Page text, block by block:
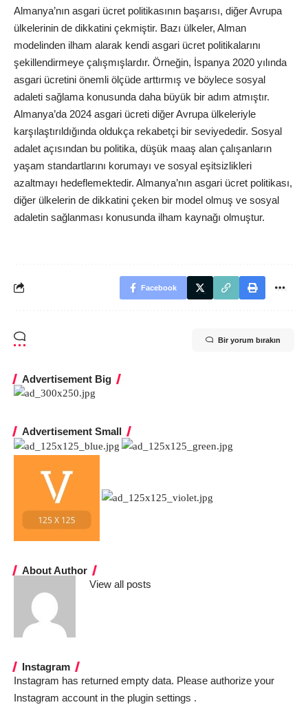
Almanya’nın asgari ücret politikasının başarısı, diğer Avrupa
ülkelerinin de dikkatini çekmiştir. Bazı ülkeler, Alman
modelinden ilham alarak kendi asgari ücret politikalarını
şekillendirmeye çalışmışlardır. Örneğin, İspanya 2020 yılında
asgari ücretini önemli ölçüde arttırmış ve böylece sosyal
adaleti sağlama konusunda daha büyük bir adım atmıştır.
Almanya’da 2024 asgari ücreti diğer Avrupa ülkeleriyle
karşılaştırıldığında oldukça rekabetçi bir seviyededir. Sosyal
adalet açısından bu politika, düşük maaş alan çalışanların
yaşam standartlarını korumayı ve sosyal eşitsizlikleri
azaltmayı hedeflemektedir. Almanya’nın asgari ücret politikası,
diğer ülkelerin de dikkatini çeken bir model olmuş ve sosyal
adaletin sağlanması konusunda ilham kaynağı olmuştur.
Facebook
Bir yorum bırakın
Advertisement Big
Advertisement Small
About Author
View all posts
Instagram
Instagram has returned empty data. Please authorize your
Instagram account in the plugin settings .